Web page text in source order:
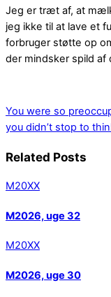
Jeg er træt af, at
jeg ikke til at lave et
forbruger støtte op
der mindsker spild af
You were so
you didn’t stop to
Related Posts
M20XX
M2026, uge 32
M20XX
M2026, uge 30